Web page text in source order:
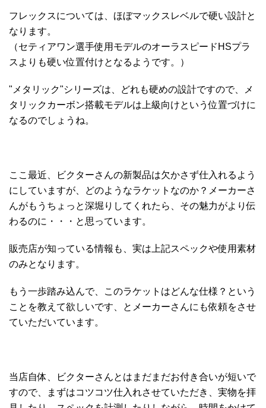
フレックスについては、ほぼマックスレベルで硬い設計と
なります。
（セティアワン選手使用モデルのオーラスピードHSプラ
スよりも硬い位置付けとなるようです。）
"メタリック"シリーズは、どれも硬めの設計ですので、メ
タリックカーボン搭載モデルは上級向けという位置づけに
なるのでしょうね。
ここ最近、ビクターさんの新製品は欠かさず仕入れるよう
にしていますが、どのようなラケットなのか？メーカーさ
んがもうちょっと深堀りしてくれたら、その魅力がより伝
わるのに・・・と思っています。
販売店が知っている情報も、実は上記スペックや使用素材
のみとなります。
もう一歩踏み込んで、このラケットはどんな仕様？という
ことを教えて欲しいです、とメーカーさんにも依頼をさせ
ていただいています。
当店自体、ビクターさんとはまだまだお付き合いが短いで
すので、まずはコツコツ仕入れさせていただき、実物を拝